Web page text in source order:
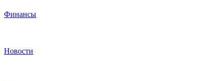
Финансы
Новости